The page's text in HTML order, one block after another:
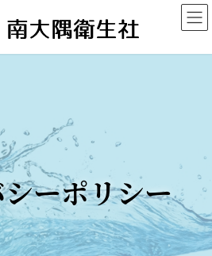
ーポリシー